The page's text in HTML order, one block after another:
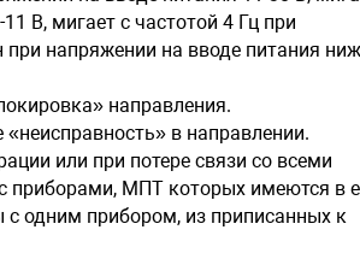
В, мигает с частотой 4 Гц при
напряжении на вводе питания
направления.
в направлении.
или при потере связи со всеми
приборами, МПТ которых имеются в
с одним прибором, из приписанных к